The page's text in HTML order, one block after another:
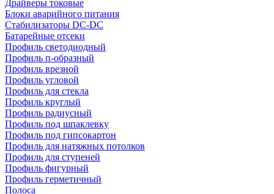
Драйверы токовые
Блоки аварийного питания
Стабилизаторы DC-DC
Батарейные отсеки
Профиль светодиодный
Профиль п-образный
Профиль врезной
Профиль угловой
Профиль для стекла
Профиль круглый
Профиль радиусный
Профиль под шпаклевку
Профиль под гипсокартон
Профиль для натяжных потолков
Профиль для ступеней
Профиль фигурный
Профиль герметичный
Полоса